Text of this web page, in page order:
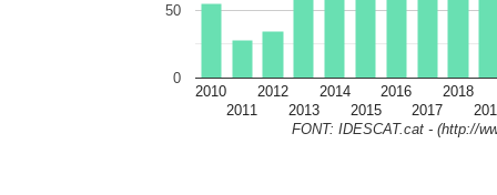
2010
2011
2012
2013
2014
2015
2016
2017
2018
0
50
FONT: IDESCAT.cat - (http://